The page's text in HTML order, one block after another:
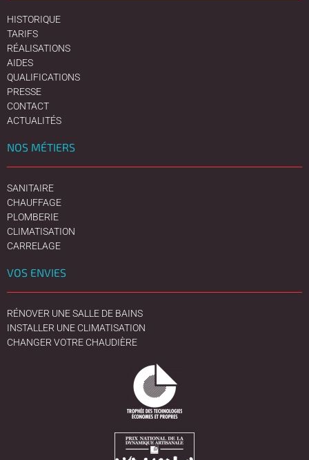
HISTORIQUE
TARIFS
RÉALISATIONS
AIDES
QUALIFICATIONS
PRESSE
CONTACT
ACTUALITÉS
NOS MÉTIERS
SANITAIRE
CHAUFFAGE
PLOMBERIE
CLIMATISATION
CARRELAGE
VOS ENVIES
RÉNOVER UNE SALLE DE BAINS
INSTALLER UNE CLIMATISATION
CHANGER VOTRE CHAUDIÈRE